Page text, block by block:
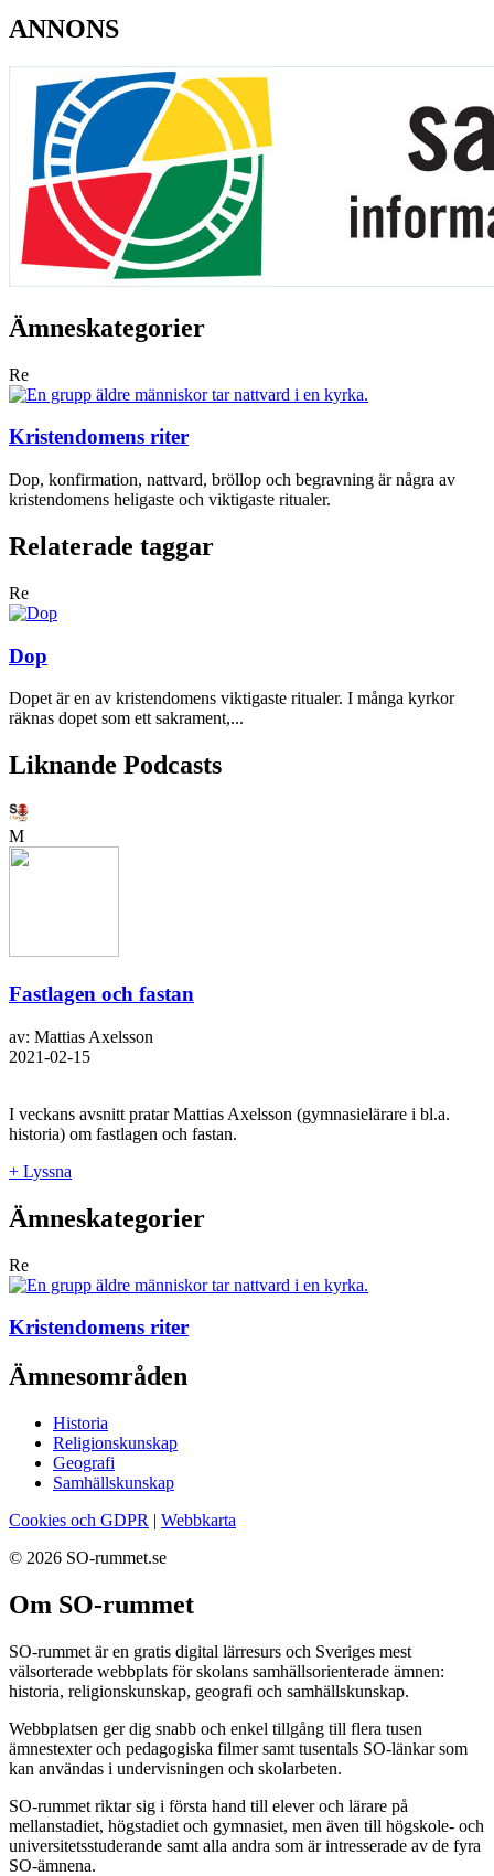
ANNONS
Ämneskategorier
Re
Kristendomens riter
Dop, konfirmation, nattvard, bröllop och begravning är några av
kristendomens heligaste och viktigaste ritualer.
Relaterade taggar
Re
Dop
Dopet är en av kristendomens viktigaste ritualer. I många kyrkor
räknas dopet som ett sakrament,...
Liknande Podcasts
M
Fastlagen och fastan
av: Mattias Axelsson
2021-02-15
I veckans avsnitt pratar Mattias Axelsson (gymnasielärare i bl.a.
historia) om fastlagen och fastan.
+ Lyssna
Ämneskategorier
Re
Kristendomens riter
Ämnesområden
Historia
Religionskunskap
Geografi
Samhällskunskap
Cookies och GDPR | Webbkarta
© 2026 SO-rummet.se
Om SO-rummet
SO-rummet är en gratis digital lärresurs och Sveriges mest
välsorterade webbplats för skolans samhällsorienterade ämnen:
historia, religionskunskap, geografi och samhällskunskap.
Webbplatsen ger dig snabb och enkel tillgång till flera tusen
ämnestexter och pedagogiska filmer samt tusentals SO-länkar som
kan användas i undervisningen och skolarbeten.
SO-rummet riktar sig i första hand till elever och lärare på
mellanstadiet, högstadiet och gymnasiet, men även till högskole- och
universitetsstuderande samt alla andra som är intresserade av de fyra
SO-ämnena.